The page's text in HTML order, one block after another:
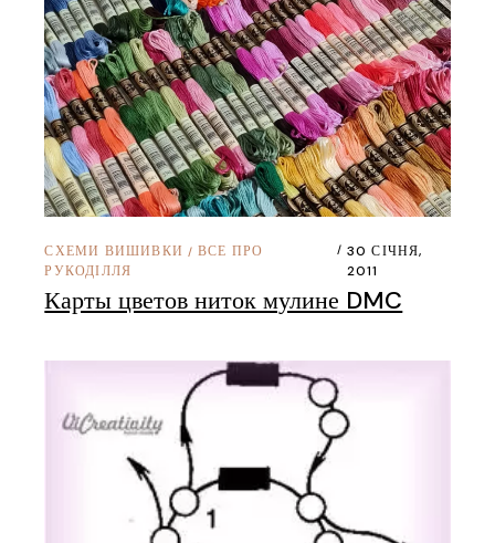
СХЕМИ ВИШИВКИ / ВСЕ ПРО
РУКОДІЛЛЯ
30 СІЧНЯ,
2011
Карты цветов ниток мулине DMC